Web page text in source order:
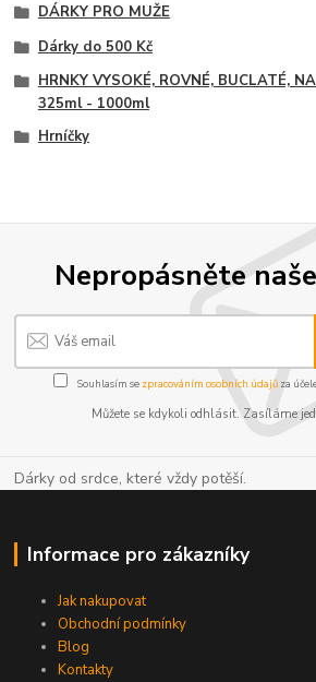
DÁRKY PRO MUŽE
Dárky do 500 Kč
HRNKY VYSOKÉ, ROVNÉ, BUCLATÉ,
325ml - 1000ml
Hrníčky
Nepropásněte
Souhlasím se zpracováním osobních údajůza
Můžete se kdykoli odhlásit. Zasíláme
Dárky od srdce, které vždy potěší.
Informace pro zákazníky
Jak nakupovat
Obchodní podmínky
Blog
Kontakty